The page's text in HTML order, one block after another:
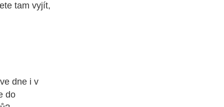
tam vyjít,
dne i v
do